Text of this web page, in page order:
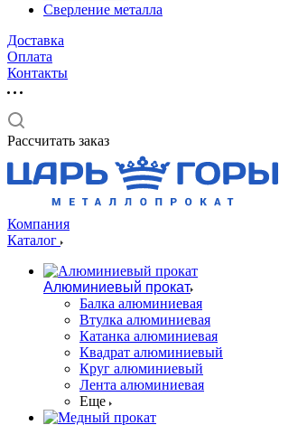
Сверление металла
Доставка
Оплата
Контакты
Рассчитать заказ
Компания
Каталог
Алюминиевый прокат
Балка алюминиевая
Втулка алюминиевая
Катанка алюминиевая
Квадрат алюминиевый
Круг алюминиевый
Лента алюминиевая
Еще